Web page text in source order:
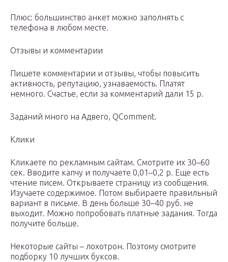
Плюс: большинство анкет можно заполнять с
телефона в любом месте.
Отзывы и комментарии
Пишете комментарии и отзывы, чтобы повысить
активность, репутацию, узнаваемость. Платят
немного. Счастье, если за комментарий дали 15 р.
Заданий много на Адвего, QComment.
Клики
Кликаете по рекламным сайтам. Смотрите их 30–60
сек. Вводите капчу и получаете 0,01–0,2 р. Еще есть
чтение писем. Открываете страницу из сообщения.
Изучаете содержимое. Потом выбираете правильный
вариант в письме. В день больше 30–40 руб. не
выходит. Можно попробовать платные задания. Тогда
получите больше.
Некоторые сайты – лохотрон. Поэтому смотрите
подборку 10 лучших буксов.